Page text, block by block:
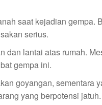
saat kejadian gempa.
serius.
dan lantai atas rumah.
gempa ini.
goyangan, sementara
yang berpotensi jatuh.